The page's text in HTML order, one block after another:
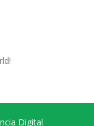
Digital